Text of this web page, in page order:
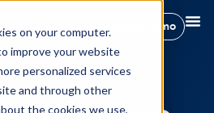
on your computer.
improve your website
personalized services
and through other
the cookies we use,
Reservar demo